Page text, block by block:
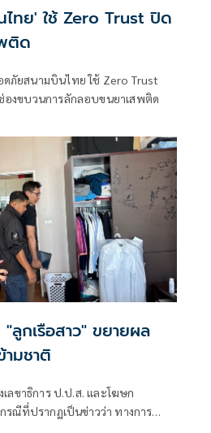
ทย' ใช้ Zero Trust ปิด
ติด
ภัยสนามบินไทย ใช้ Zero Trust
องขบวนการลักลอบขนยาเสพติด
กเรือสาว" ขยายผล
ามชาติ
เลขาธิการ ป.ป.ส. และโฆษก
รณีที่ปรากฏเป็นข่าวว่า ทางการ